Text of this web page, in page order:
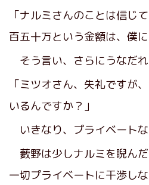
「ナルミさんのことは信じ
百五十万という金額は、僕
そう言い、さらにうなだれ
「ミツオさん、失礼ですが
いるんですか？」
いきなり、プライベートな
藪野は少しナルミを睨んだ
一切プライベートに干渉し